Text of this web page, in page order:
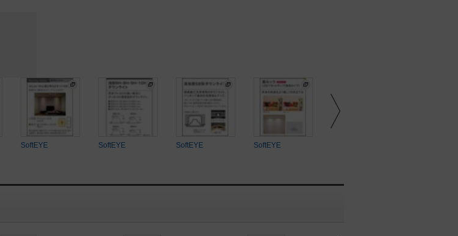
SoftEYE SoftEYE SoftEYE SoftEYE